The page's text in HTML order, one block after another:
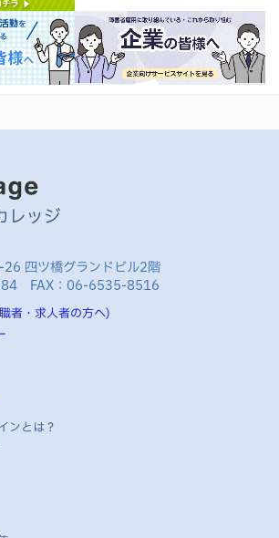
レッジ
四ツ橋グランドビル2階
FAX：06-6535-8516
者・求人者の方へ)
ンとは？